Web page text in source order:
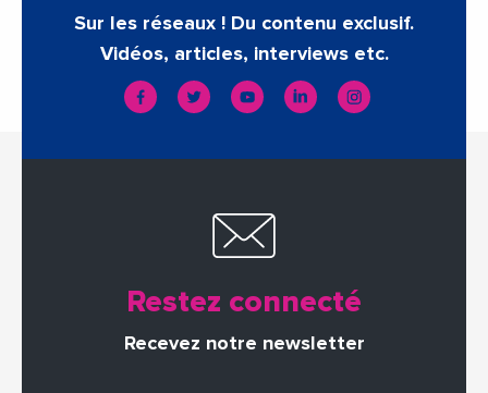
Sur les réseaux ! Du contenu exclusif.
Vidéos, articles, interviews etc.
Restez connecté
Recevez notre newsletter